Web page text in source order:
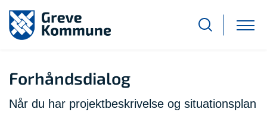
Forhåndsdialog
Når du har projektbeskrivelse og situationsplan